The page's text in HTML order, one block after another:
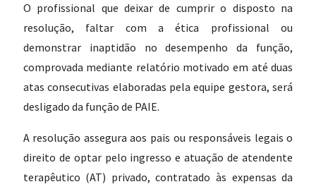
O profissional que deixar de cumprir o disposto na
resolução, faltar com a ética profissional ou
demonstrar inaptidão no desempenho da função,
comprovada mediante relatório motivado em até duas
atas consecutivas elaboradas pela equipe gestora, será
desligado da função de PAIE.
A resolução assegura aos pais ou responsáveis legais o
direito de optar pelo ingresso e atuação de atendente
terapêutico (AT) privado, contratado às expensas da